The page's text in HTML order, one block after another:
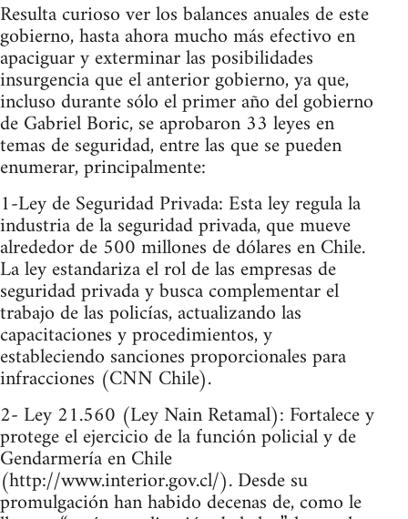
Resulta curioso ver los balances anuales de este
gobierno, hasta ahora mucho más efectivo en
apaciguar y exterminar las posibilidades
insurgencia que el anterior gobierno, ya que,
incluso durante sólo el primer año del gobierno
de Gabriel Boric, se aprobaron 33 leyes en
temas de seguridad, entre las que se pueden
enumerar, principalmente:
1-Ley de Seguridad Privada: Esta ley regula la
industria de la seguridad privada, que mueve
alrededor de 500 millones de dólares en Chile.
La ley estandariza el rol de las empresas de
seguridad privada y busca complementar el
trabajo de las policías, actualizando las
capacitaciones y procedimientos, y
estableciendo sanciones proporcionales para
infracciones​ (CNN Chile)​.
2- Ley 21.560 (Ley Nain Retamal): Fortalece y
protege el ejercicio de la función policial y de
Gendarmería en Chile​
(http://www.interior.gov.cl/)​. Desde su
promulgación han habido decenas de, como le